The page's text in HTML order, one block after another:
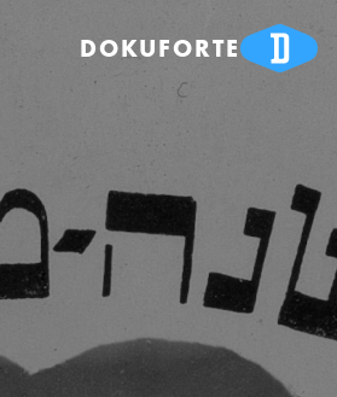
DOKUFORTE